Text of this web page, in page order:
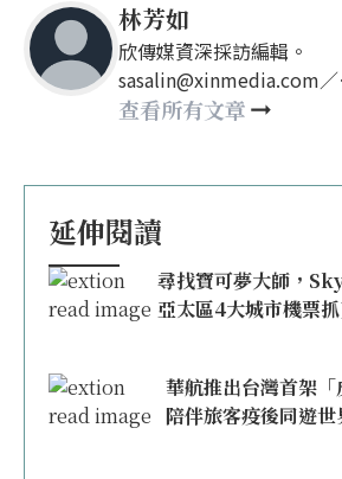
林芳如
欣傳媒資深採訪編輯。
sasalin@xinmedia.com／
happy21917@gmail.com
查看所有文章
延伸閱讀
尋找寶可夢大師，
亞太區4大城市機票抓
華航推出台灣首架「
陪伴旅客疫後同遊世